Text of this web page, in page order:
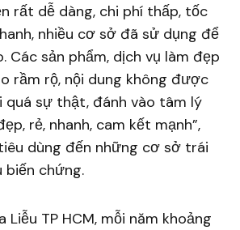
rất dễ dàng, chi phí thấp, tốc
nhiều cơ sở đã sử dụng để
Các sản phẩm, dịch vụ làm đẹp
rầm rộ, nội dung không được
quá sự thật, đánh vào tâm lý
rẻ, nhanh, cam kết mạnh”,
dùng đến những cơ sở trái
biến chứng.
Liễu TP HCM, mỗi năm khoảng